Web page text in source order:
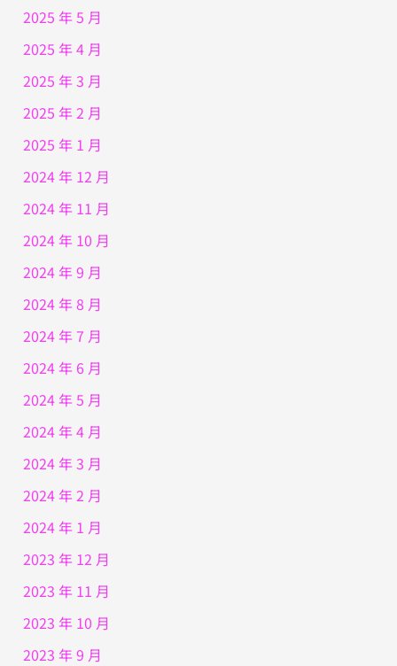
2025 年 5 月
2025 年 4 月
2025 年 3 月
2025 年 2 月
2025 年 1 月
2024 年 12 月
2024 年 11 月
2024 年 10 月
2024 年 9 月
2024 年 8 月
2024 年 7 月
2024 年 6 月
2024 年 5 月
2024 年 4 月
2024 年 3 月
2024 年 2 月
2024 年 1 月
2023 年 12 月
2023 年 11 月
2023 年 10 月
2023 年 9 月